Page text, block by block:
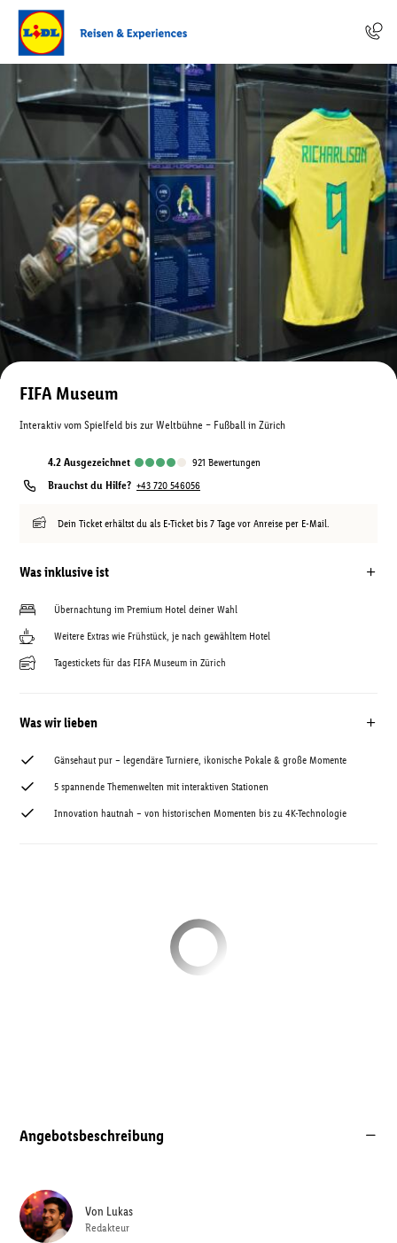
FIFA Museum
Interaktiv vom Spielfeld bis zur Weltbühne – Fußball in Zürich
4.2 ausgezeichnet 921 Bewertungen
Brauchst du Hilfe? +43 720 546056
Dein Ticket erhältst du als E-Ticket bis 7 Tage vor Anreise per E-Mail.
Was inklusive ist
Übernachtung im Premium Hotel deiner Wahl
Weitere Extras wie Frühstück, je nach gewähltem Hotel
Tagestickets für das FIFA Museum in Zürich
Was wir lieben
Gänsehaut pur – legendäre Turniere, ikonische Pokale & große Momente
5 spannende Themenwelten mit interaktiven Stationen
Innovation hautnah – von historischen Momenten bis zu 4K-Technologie
Angebotsbeschreibung
Von Lukas
Redakteur